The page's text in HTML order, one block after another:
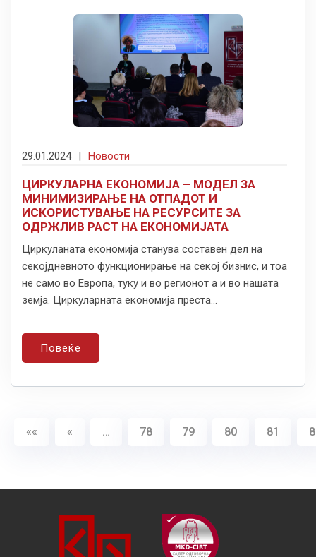
29.01.2024 Новости
ЦИРКУЛАРНА ЕКОНОМИЈА – МОДЕЛ ЗА
МИНИМИЗИРАЊЕ НА ОТПАДОТ И
ИСКОРИСТУВАЊЕ НА РЕСУРСИТЕ ЗА
ОДРЖЛИВ РАСТ НА ЕКОНОМИЈАТА
Циркуланата економија станува составен дел на
секојдневното функционирање на секој бизнис, и тоа
не само во Европа, туку и во регионот а и во нашата
земја. Циркуларната економија преста...
Повеќе
«« « … 78 79 80 81